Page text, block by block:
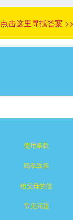
点击这里寻找答案
使用条款
隐私政策
给父母的信
常见问题